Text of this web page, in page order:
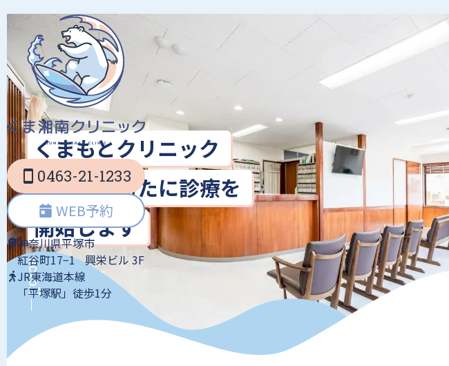
平塚市の内科・外科・
消化器科｜くま湘南ク
リニック｜訪問診療
0463-21-1233
WEB予約
神奈川県平塚市
紅谷町17−1 興栄ビル 3F
JR東海道本線
「平塚駅」徒歩1分
くまもとクリニック
を継承し新たに診療を
開始します
scroll